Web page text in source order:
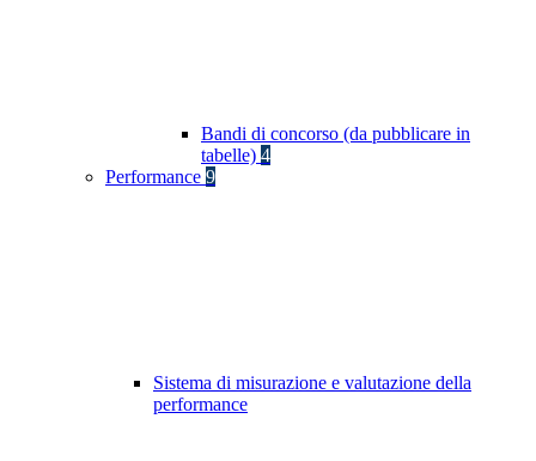
Bandi di concorso (da pubblicare in
tabelle) 4
Performance 9
Sistema di misurazione e valutazione della
performance